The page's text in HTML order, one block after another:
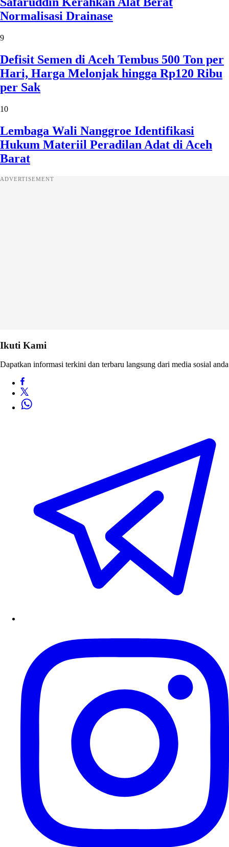
Normalisasi Drainase
9
Defisit Semen di Aceh Tembus 500 Ton per
Hari, Harga Melonjak hingga Rp120 Ribu
per Sak
10
Lembaga Wali Nanggroe Identifikasi
Hukum Materiil Peradilan Adat di Aceh
Barat
ADVERTISEMENT
Ikuti Kami
Dapatkan informasi terkini dan terbaru langsung dari media sosial anda